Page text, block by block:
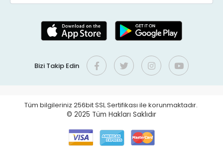
Bizi Takip Edin
Tüm bilgileriniz 256bit SSL Sertifikası ile korunmaktadır.
© 2025 Tüm Hakları Saklıdır